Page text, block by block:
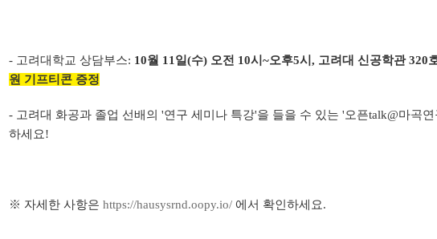
- 고려대학교 상담부스: 10월 11일(수) 오전 10시~오후5시, 고려대 신공학관 320
원 기프티콘 증정
- 고려대 화공과 졸업 선배의 '연구 세미나 특강'을 들을 수 있는 '오픈talk@마곡연
하세요!
※ 자세한 사항은 https://hausysrnd.oopy.io/에서 확인하세요.